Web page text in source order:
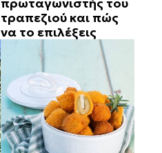
τραπεζιού και πώς
να το επιλέξεις